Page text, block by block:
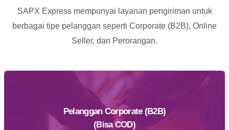
SAPX Express mempunyai layanan pengiriman untuk
berbagai tipe pelanggan seperti Corporate (B2B), Online
Seller, dan Perorangan.
Pelanggan Corporate (B2B)
(Bisa COD)